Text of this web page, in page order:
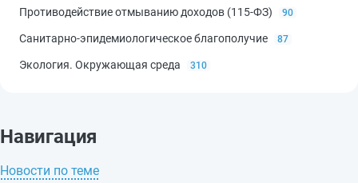
Противодействие отмыванию доходов (115-ФЗ) 90
Санитарно-эпидемиологическое благополучие 87
Экология. Окружающая среда 310
Навигация
Новости по теме